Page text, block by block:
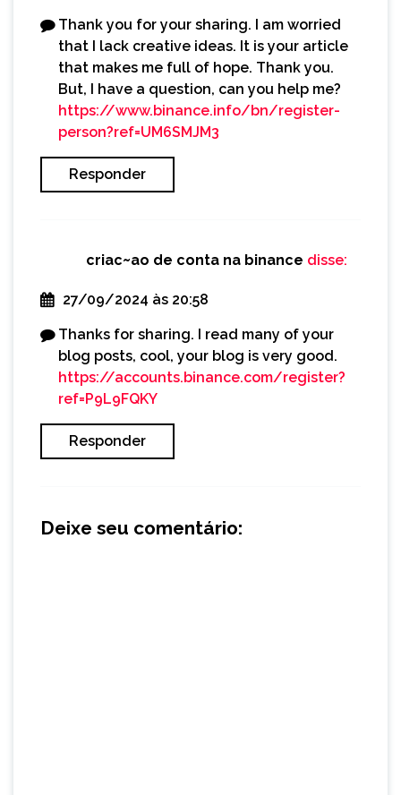
Thank you for your sharing. I am worried
that I lack creative ideas. It is your article
that makes me full of hope. Thank you.
But, I have a question, can you help me?
https://www.binance.info/bn/register-
person?ref=UM6SMJM3
Responder
criac~ao de conta na binance disse:
27/09/2024 às 20:58
Thanks for sharing. I read many of your
blog posts, cool, your blog is very good.
https://accounts.binance.com/register?
ref=P9L9FQKY
Responder
Deixe seu comentário: